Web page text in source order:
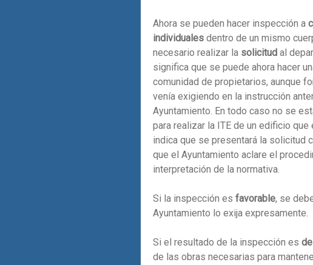
Ahora se pueden hacer inspección a
individuales dentro de un mismo
necesario realizar la solicitud al
significa que se puede ahora hacer
comunidad de propietarios, aunque
venía exigiendo en la instrucción
Ayuntamiento. En todo caso no se
para realizar la ITE de un edificio
indica que se presentará la solicitud
que el Ayuntamiento aclare el
interpretación de la normativa.
Si la inspección es favorable, se
Ayuntamiento lo exija expresamente.
Si el resultado de la inspección es
de las obras necesarias para